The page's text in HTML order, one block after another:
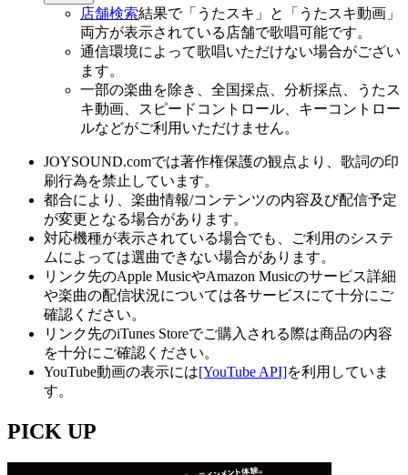
店舗検索結果で「うたスキ」と「うたスキ動画」
両方が表示されている店舗で歌唱可能です。
通信環境によって歌唱いただけない場合がござい
ます。
一部の楽曲を除き、全国採点、分析採点、うたス
キ動画、スピードコントロール、キーコントロー
ルなどがご利用いただけません。
JOYSOUND.comでは著作権保護の観点より、歌詞の印
刷行為を禁止しています。
都合により、楽曲情報/コンテンツの内容及び配信予定
が変更となる場合があります。
対応機種が表示されている場合でも、ご利用のシステ
ムによっては選曲できない場合があります。
リンク先のApple MusicやAmazon Musicのサービス詳細
や楽曲の配信状況については各サービスにて十分にご
確認ください。
リンク先のiTunes Storeでご購入される際は商品の内容
を十分にご確認ください。
YouTube動画の表示には[YouTube API]を利用していま
す。
PICK UP